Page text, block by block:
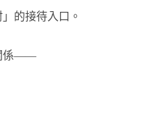
的接待入口。
係——